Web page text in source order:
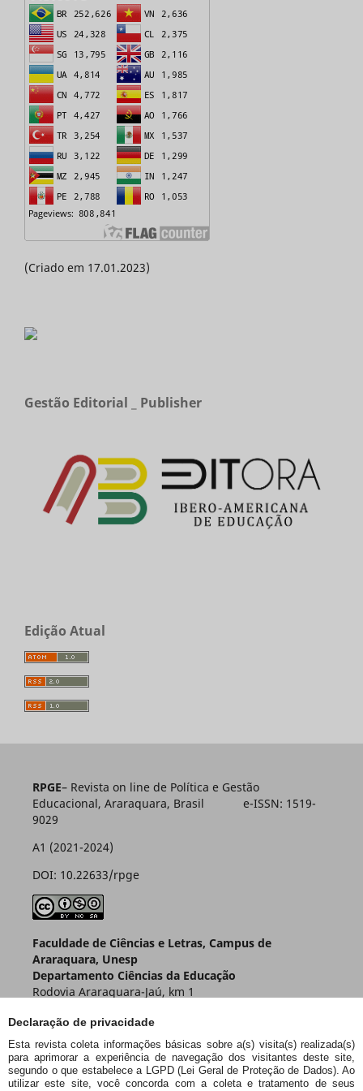
Declaração de privacidade
Esta revista coleta informações básicas sobre a(s) visita(s) realizada(s)
para aprimorar a experiência de navegação dos visitantes deste site,
segundo o que estabelece a LGPD (Lei Geral de Proteção de Dados). Ao
utilizar este site, você concorda com a coleta e tratamento de seus
(Criado em 17.01.2023)
Gestão Editorial _ Publisher
Edição Atual
RPGE– Revista on line de Política e Gestão
Educacional, Araraquara, Brasil e-ISSN: 1519-
9029
A1 (2021-2024)
DOI: 10.22633/rpge
Faculdade de Ciências e Letras, Campus de
Araraquara, Unesp
Departamento Ciências da Educação
Rodovia Araraquara-Jaú, km 1
Araraquara – SP – Brasil